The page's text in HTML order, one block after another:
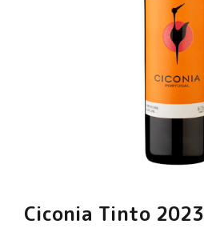
Ciconia Tinto 2023